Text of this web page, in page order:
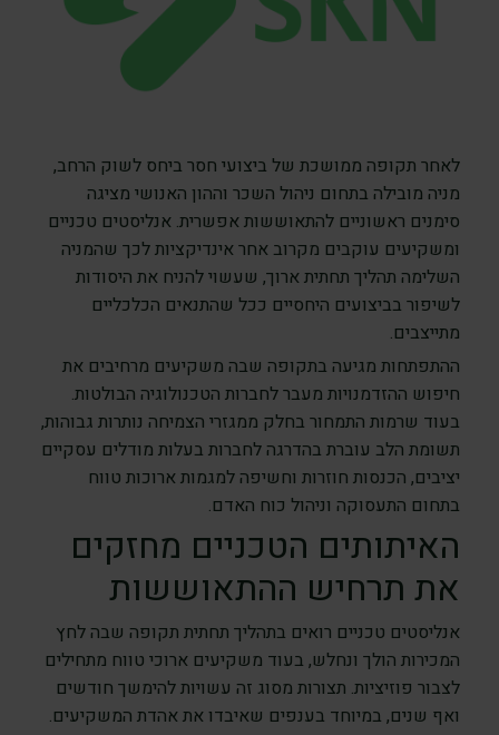
לאחר תקופה ממושכת של ביצועי חסר ביחס לשוק הרחב,
מניה מובילה בתחום ניהול השכר וההון האנושי מציגה
סימנים ראשוניים להתאוששות אפשרית. אנליסטים טכניים
ומשקיעים עוקבים מקרוב אחר אינדיקציות לכך שהמניה
השלימה תהליך תחתית ארוך, שעשוי להניח את היסודות
לשיפור בביצועים היחסיים ככל שהתנאים הכלכליים
מתייצבים.
ההתפתחות מגיעה בתקופה שבה משקיעים מרחיבים את
חיפוש ההזדמנויות מעבר לחברות הטכנולוגיה הבולטות.
בעוד שרמות התמחור בחלק ממגזרי הצמיחה נותרות גבוהות,
תשומת הלב עוברת בהדרגה לחברות בעלות מודלים עסקיים
יציבים, הכנסות חוזרות וחשיפה למגמות ארוכות טווח
בתחום התעסוקה וניהול כוח האדם.
האיתותים הטכניים מחזקים
את תרחיש ההתאוששות
אנליסטים טכניים רואים בתהליך תחתית תקופה שבה לחץ
המכירות הולך ונחלש, בעוד משקיעים ארוכי טווח מתחילים
לצבור פוזיציות. תצורות מסוג זה עשויות להימשך חודשים
ואף שנים, במיוחד בענפים שאיבדו את אהדת המשקיעים.